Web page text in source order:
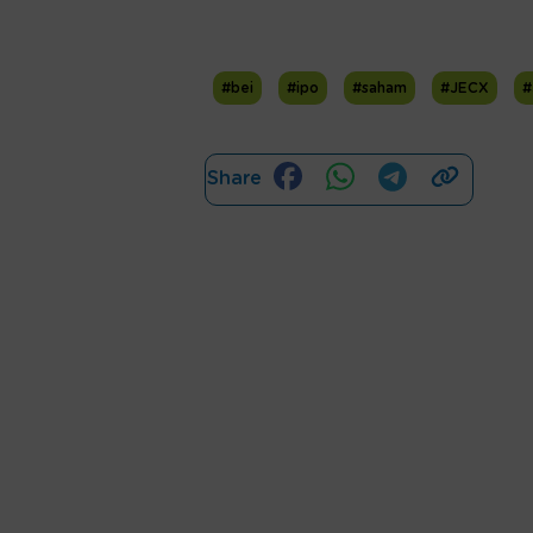
#bei #ipo #saham #JECX
Share